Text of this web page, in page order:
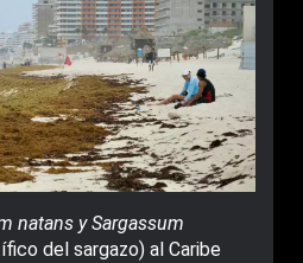
natans y Sargassum
del sargazo) al Caribe